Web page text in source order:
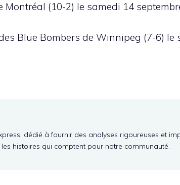
(10-2) le samedi 14
Blue Bombers de Winnipeg (7-6) le
dédié à fournir des analyses rigoureuses et
histoires qui comptent pour notre communauté.